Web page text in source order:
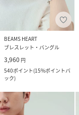
BEAMS HEART
ブレスレット・バングル
3,960 円
540ポイント(15%ポイントバ
ック)